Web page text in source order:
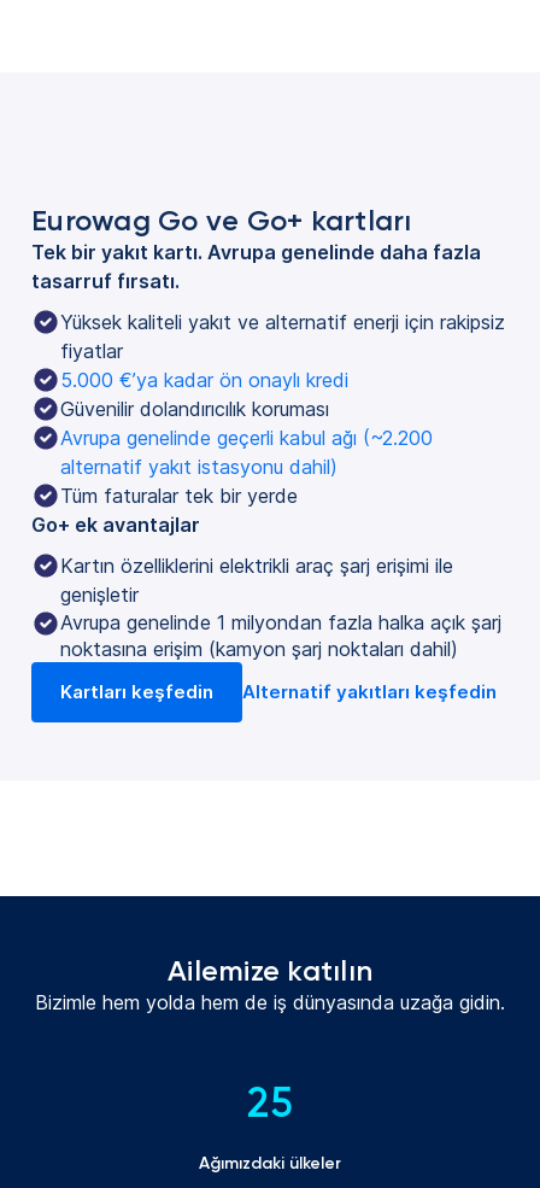
Eurowag Go ve Go+ kartları
Tek bir yakıt kartı. Avrupa genelinde daha fazla
tasarruf fırsatı.
Yüksek kaliteli yakıt ve alternatif enerji için rakipsiz
fiyatlar
5.000 €’ya kadar ön onaylı kredi
Güvenilir dolandırıcılık koruması
Avrupa genelinde geçerli kabul ağı (~2.200
alternatif yakıt istasyonu dahil)
Tüm faturalar tek bir yerde
Go+ ek avantajlar
Kartın özelliklerini elektrikli araç şarj erişimi ile
genişletir
Avrupa genelinde 1 milyondan fazla halka açık şarj
noktasına erişim (kamyon şarj noktaları dahil)
Kartları keşfedin Alternatif yakıtları keşfedin
Ailemize katılın
Bizimle hem yolda hem de iş dünyasında uzağa gidin.
25
Ağımızdaki ülkeler